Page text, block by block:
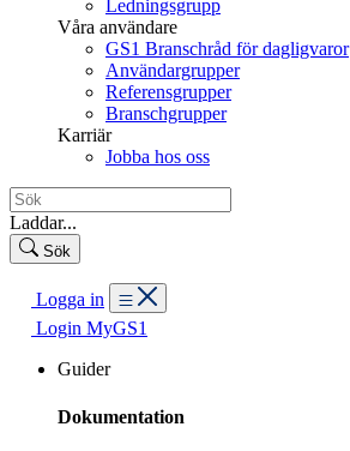
Ledningsgrupp
Våra användare
GS1 Branschråd för dagligvaror
Användargrupper
Referensgrupper
Branschgrupper
Karriär
Jobba hos oss
Laddar...
Sök
Logga in
Login MyGS1
Guider
Dokumentation